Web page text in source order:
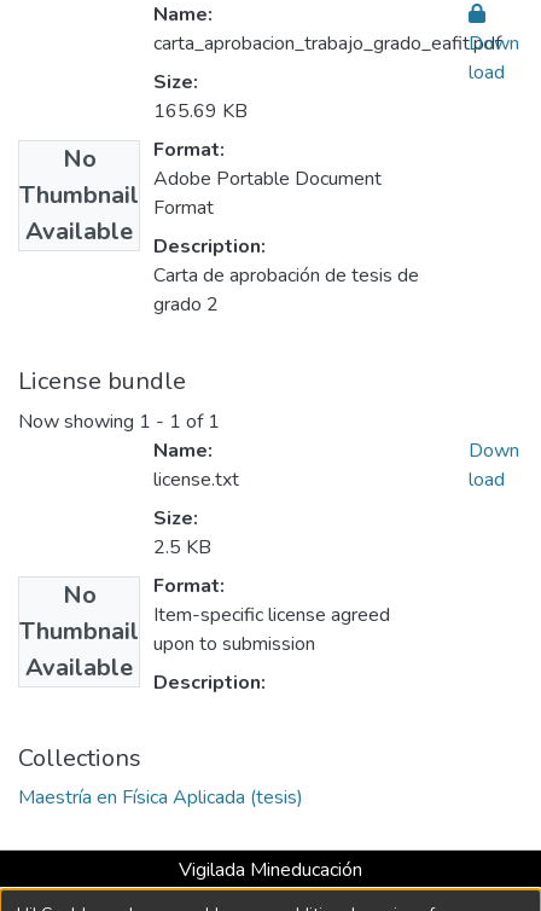
No
Thumbnail
Available
Name:
carta_aprobacion_trabajo_grado_eafit.pdf
Size:
165.69 KB
Format:
Adobe Portable Document
Format
Description:
Carta de aprobación de tesis de
grado 2
Down
load
License bundle
Now showing 1 - 1 of 1
No
Thumbnail
Available
Name:
license.txt
Size:
2.5 KB
Format:
Item-specific license agreed
upon to submission
Description:
Down
load
Collections
Maestría en Física Aplicada (tesis)
Vigilada Mineducación
Universidad con Acreditación Institucional hasta 2026 -